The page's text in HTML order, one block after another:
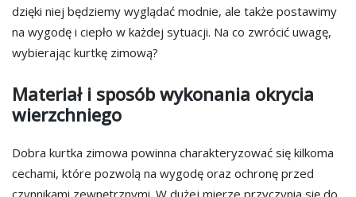
dzięki niej będziemy wyglądać modnie, ale także postawimy
na wygodę i ciepło w każdej sytuacji. Na co zwrócić uwagę,
wybierając kurtkę zimową?
Materiał i sposób wykonania okrycia
wierzchniego
Dobra kurtka zimowa powinna charakteryzować się kilkoma
cechami, które pozwolą na wygodę oraz ochronę przed